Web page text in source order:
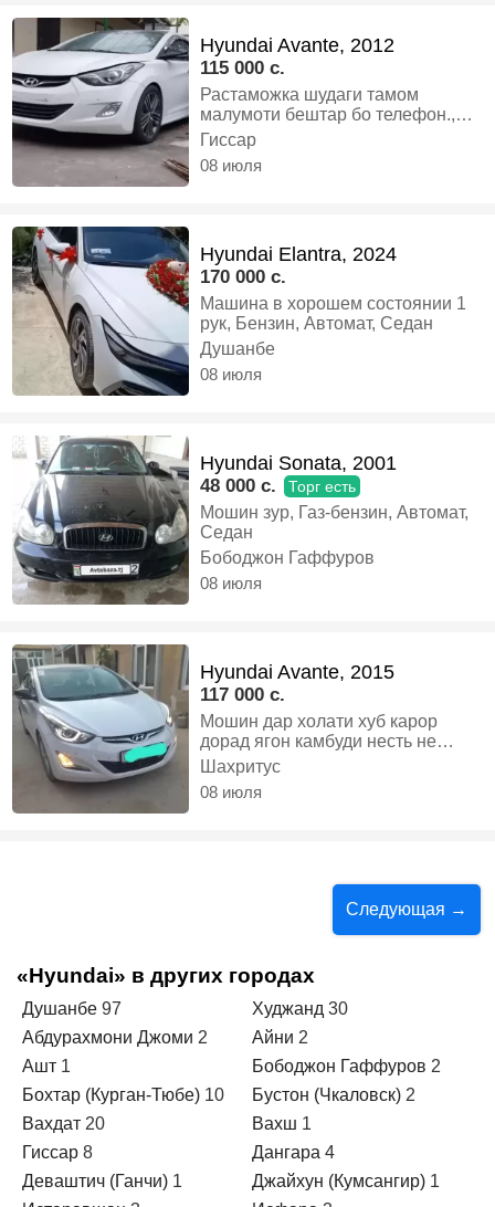
Hyundai Avante, 2012
115 000 c.
Растаможка шудаги тамом
малумоти бештар бо телефон.,
Бензин, Автомат, Седан
Гиссар
08 июля
Hyundai Elantra, 2024
170 000 c.
Машина в хорошем состоянии 1
рук, Бензин, Автомат, Седан
Душанбе
08 июля
Hyundai Sonata, 2001
48 000 c. Торг есть
Мошин зур, Газ-бензин, Автомат,
Седан
Бободжон Гаффуров
08 июля
Hyundai Avante, 2015
117 000 c.
Мошин дар холати хуб карор
дорад ягон камбуди несть не
большой торг харидори аник занг
занед, Бензин, Автомат, Седан
Шахритус
08 июля
Следующая →
«Hyundai» в других городах
Душанбе 97 Худжанд 30
Абдурахмони Джоми 2 Айни 2
Ашт 1 Бободжон Гаффуров 2
Бохтар (Курган-Тюбе) 10 Бустон (Чкаловск) 2
Вахдат 20 Вахш 1
Гиссар 8 Дангара 4
Деваштич (Ганчи) 1 Джайхун (Кумсангир) 1